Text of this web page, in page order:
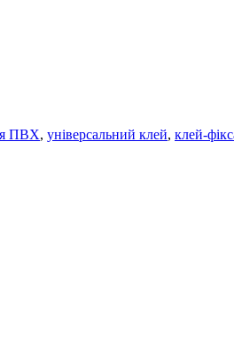
ПВХ, універсальний клей, клей-